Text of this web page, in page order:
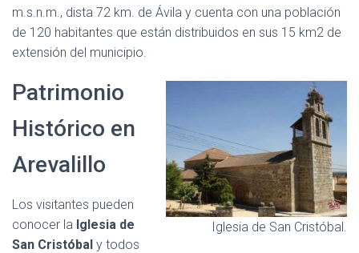
m.s.n.m., dista 72 km. de Ávila y cuenta con una población
de 120 habitantes que están distribuidos en sus 15 km2 de
extensión del municipio.
Iglesia de San Cristóbal.
Patrimonio
Histórico en
Arevalillo
Los visitantes pueden
conocer la Iglesia de
San Cristóbal y todos